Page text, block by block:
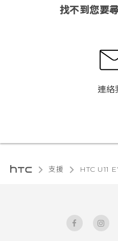
找不到您要
連絡
支援 HTC U11